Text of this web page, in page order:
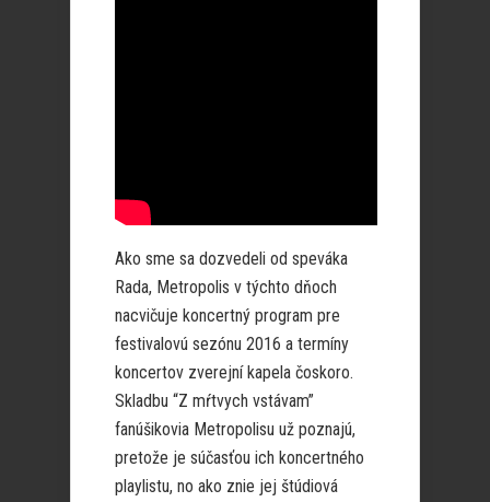
Ako sme sa dozvedeli od speváka
Rada, Metropolis v týchto dňoch
nacvičuje koncertný program pre
festivalovú sezónu 2016 a termíny
koncertov zverejní kapela čoskoro.
Skladbu “Z mŕtvych vstávam”
fanúšikovia Metropolisu už poznajú,
pretože je súčasťou ich koncertného
playlistu, no ako znie jej štúdiová